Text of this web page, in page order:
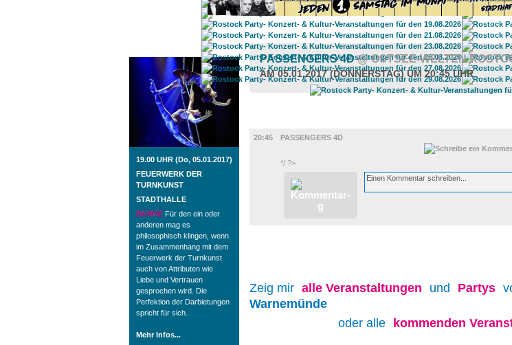
ROSTOCK TAGESTIPP
19.00 UHR (Do, 05.01.2017)
FEUERWERK DER
TURNKUNST
STADTHALLE
BÜHNE Für den ein oder
anderen mag es
philosophisch klingen, wenn
im Zusammenhang mit dem
Feuerwerk der Turnkunst
auch von Attributen wie
Liebe und Vertrauen
gesprochen wird. Die
Perfektion der Darbietungen
spricht für sich.
Mehr Infos...
PASSENGERS 4D@ OSTSEE-WELTEN
AM 05.01.2017 (DONNERSTAG) UM 20:45 UHR
20:45
PASSENGERS 4D
*/ ?>
Zeig mir alle Veranstaltungen und Partys
Warnemünde
oder alle
kommenden